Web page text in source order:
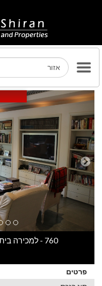
Next
760 - למכירה בית פרטי ומושקע בתל אביב
פרטים